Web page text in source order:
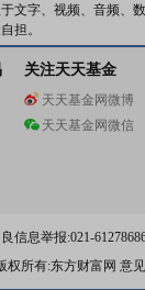
文字、视频、音频、
担。
关注天天基金
天天基金网微博
天天基金网微信
信息举报:021-
权所有:东方财富网 意